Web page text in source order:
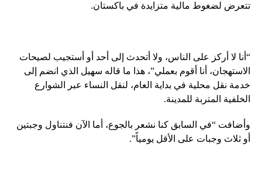
تتعرض لضغوط مالية متزايدة في باكستان.
“أنا لا أركز على الناس، ولا أتحدث إلى أحد أو أستجيب لصيحات
الاستهجان، أنا أقوم بعملي”، هذا ما قاله سهيل الذي انضم إلى
خدمة نقل محلية في بداية العام، لنقل النساء عبر الشوارع
الخلفية المتربة للمدينة.
وأضافت “في السابق كنا نشعر بالجوع، أما الآن فنتناول وجبتين
أو ثلاث وجبات على الأقل يومياً”.